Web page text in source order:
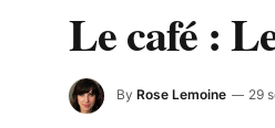
Le café :
By Rose Lemoine 29